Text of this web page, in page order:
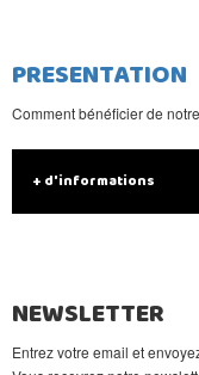
PRESENTATION
Comment bénéficier de
+ d'informations
NEWSLETTER
Entrez votre email et